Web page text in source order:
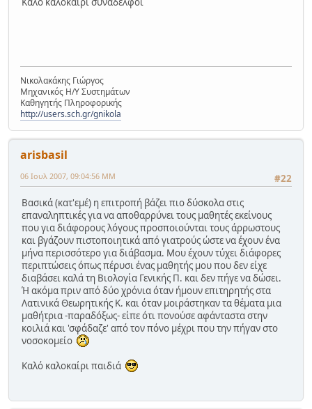
Νικολακάκης Γιώργος
Μηχανικός Η/Υ Συστημάτων
Καθηγητής Πληροφορικής
http://users.sch.gr/gnikola
arisbasil
#22
06 Ιουλ 2007, 09:04:56 ΜΜ
Βασικά (κατ'εμέ) η επιτροπή βάζει πιο δύσκολα στις
επαναληπτικές για να αποθαρρύνει τους μαθητές εκείνους
που για διάφορους λόγους προσποιούνται τους άρρωστους
και βγάζουν πιστοποιητικά από γιατρούς ώστε να έχουν ένα
μήνα περισσότερο για διάβασμα. Μου έχουν τύχει διάφορες
περιπτώσεις όπως πέρυσι ένας μαθητής μου που δεν είχε
διαβάσει καλά τη Βιολογία Γενικής Π. και δεν πήγε να δώσει.
Ή ακόμα πριν από δύο χρόνια όταν ήμουν επιτηρητής στα
Λατινικά Θεωρητικής Κ. και όταν μοιράστηκαν τα θέματα μια
μαθήτρια -παραδόξως- είπε ότι πονούσε αφάνταστα στην
κοιλιά και 'σφάδαζε' από τον πόνο μέχρι που την πήγαν στο
νοσοκομείο
Καλό καλοκαίρι παιδιά